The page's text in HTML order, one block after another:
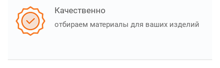
Качественно
отбираем материалы для ваших изделий